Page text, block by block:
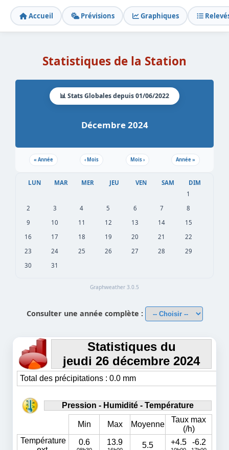
Accueil Prévisions Graphiques
Statistiques de la Station
📊 Stats Globales depuis 01/06/2022
Décembre 2024
« Année ‹Mois Mois› Année»
LUN MAR MER JEU VEN SAM
DIM
1
2
3 4 5 6 7
8
9
10 11 12 13 14
15
16
17 18 19 20 21
22
23
24 25 26 27 28
29
30
31
Graphweather 3.0.5
Consulter une année complète :